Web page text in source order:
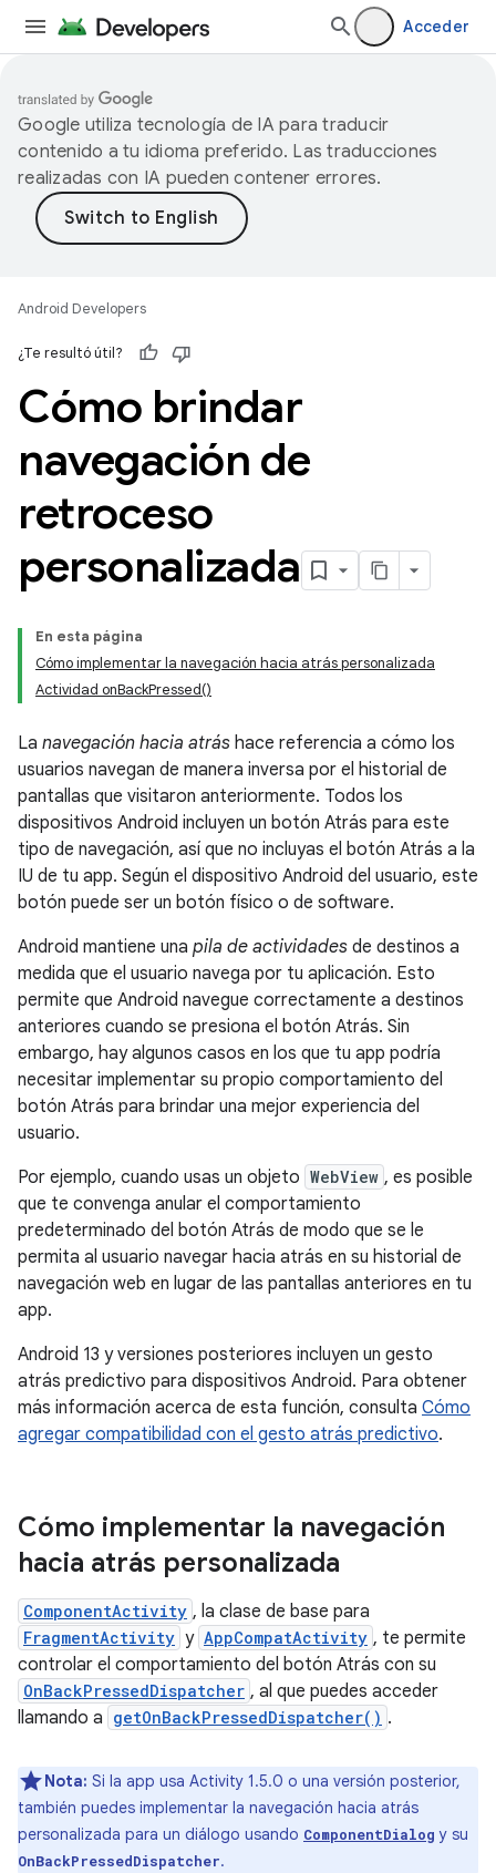
Acceder
Google utiliza tecnología de IA para traducir
contenido a tu idioma preferido. Las traducciones
realizadas con IA pueden contener errores.
Android Developers
¿Te resultó útil?
Cómo brindar
navegación de
retroceso
personalizada
En esta página
Cómo implementar la navegación hacia atrás personalizada
Actividad onBackPressed()
La navegación hacia atrás hace referencia a cómo los
usuarios navegan de manera inversa por el historial de
pantallas que visitaron anteriormente. Todos los
dispositivos Android incluyen un botón Atrás para este
tipo de navegación, así que no incluyas el botón Atrás a la
IU de tu app. Según el dispositivo Android del usuario, este
botón puede ser un botón físico o de software.
Android mantiene una pila de actividades de destinos a
medida que el usuario navega por tu aplicación. Esto
permite que Android navegue correctamente a destinos
anteriores cuando se presiona el botón Atrás. Sin
embargo, hay algunos casos en los que tu app podría
necesitar implementar su propio comportamiento del
botón Atrás para brindar una mejor experiencia del
usuario.
Por ejemplo, cuando usas un objeto WebView , es posible
que te convenga anular el comportamiento
predeterminado del botón Atrás de modo que se le
permita al usuario navegar hacia atrás en su historial de
navegación web en lugar de las pantallas anteriores en tu
app.
Android 13 y versiones posteriores incluyen un gesto
atrás predictivo para dispositivos Android. Para obtener
más información acerca de esta función, consulta Cómo
agregar compatibilidad con el gesto atrás predictivo.
Cómo implementar la navegación
hacia atrás personalizada
ComponentActivity , la clase de base para
FragmentActivity y AppCompatActivity , te permite
controlar el comportamiento del botón Atrás con su
OnBackPressedDispatcher , al que puedes acceder
llamando a getOnBackPressedDispatcher() .
Nota: Si la app usa Activity 1.5.0 o una versión posterior,
también puedes implementar la navegación hacia atrás
personalizada para un diálogo usando ComponentDialog y su
OnBackPressedDispatcher.